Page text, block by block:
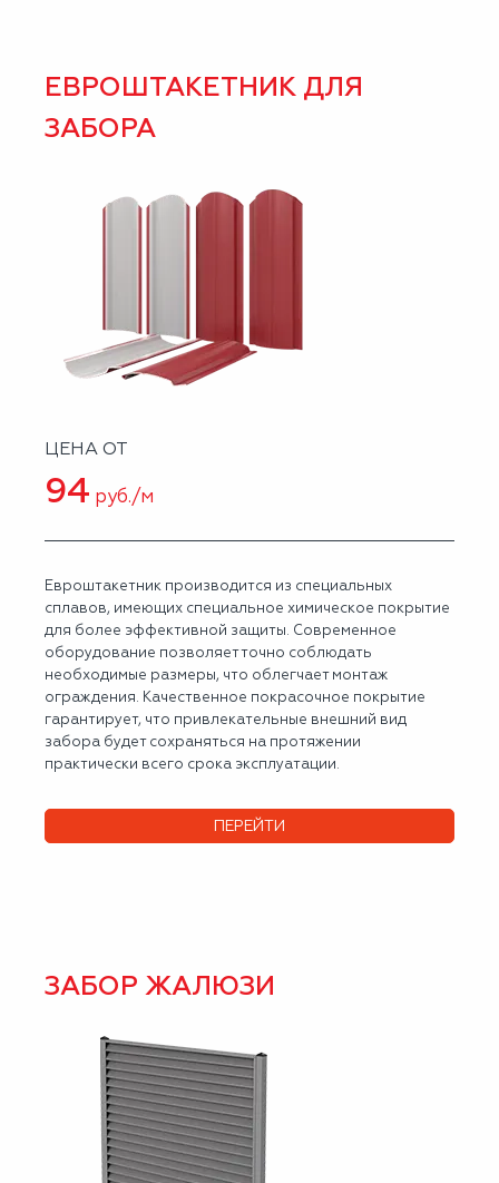
ЕВРОШТАКЕТНИК ДЛЯ
ЗАБОРА
ЦЕНА ОТ
94 руб./м
Евроштакетник производится из специальных
сплавов, имеющих специальное химическое покрытие
для более эффективной защиты. Современное
оборудование позволяет точно соблюдать
необходимые размеры, что облегчает монтаж
ограждения. Качественное покрасочное покрытие
гарантирует, что привлекательные внешний вид
забора будет сохраняться на протяжении
практически всего срока эксплуатации.
ПЕРЕЙТИ
ЗАБОР ЖАЛЮЗИ